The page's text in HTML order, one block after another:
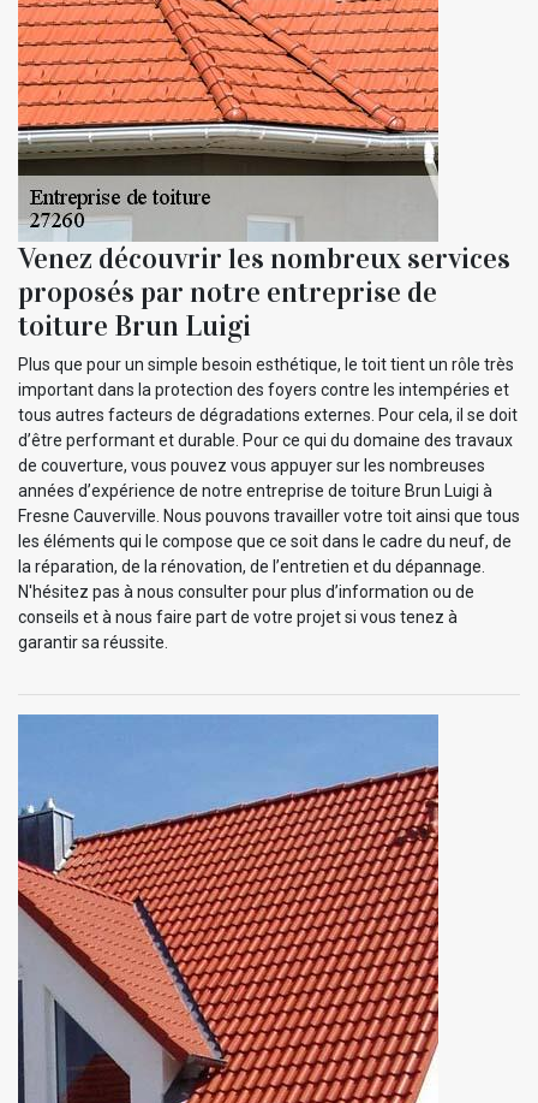
Venez découvrir les nombreux services
proposés par notre entreprise de
toiture Brun Luigi
Plus que pour un simple besoin esthétique, le toit tient un rôle très
important dans la protection des foyers contre les intempéries et
tous autres facteurs de dégradations externes. Pour cela, il se doit
d’être performant et durable. Pour ce qui du domaine des travaux
de couverture, vous pouvez vous appuyer sur les nombreuses
années d’expérience de notre entreprise de toiture Brun Luigi à
Fresne Cauverville. Nous pouvons travailler votre toit ainsi que tous
les éléments qui le compose que ce soit dans le cadre du neuf, de
la réparation, de la rénovation, de l’entretien et du dépannage.
N'hésitez pas à nous consulter pour plus d’information ou de
conseils et à nous faire part de votre projet si vous tenez à
garantir sa réussite.